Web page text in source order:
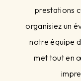
prestations
organisiez un
notre équipe
met tout en